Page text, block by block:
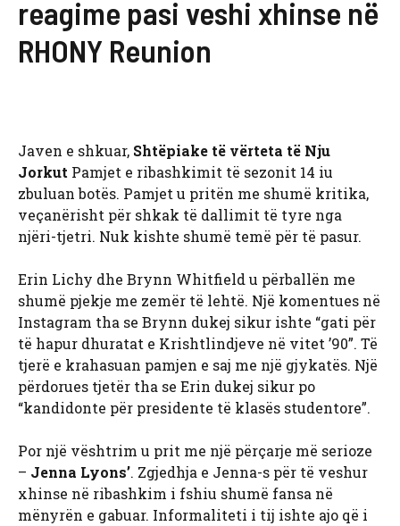
reagime pasi veshi xhinse në
RHONY Reunion
Javen e shkuar, Shtëpiake të vërteta të Nju
Jorkut Pamjet e ribashkimit të sezonit 14 iu
zbuluan botës. Pamjet u pritën me shumë kritika,
veçanërisht për shkak të dallimit të tyre nga
njëri-tjetri. Nuk kishte shumë temë për të pasur.
Erin Lichy dhe Brynn Whitfield u përballën me
shumë pjekje me zemër të lehtë. Një komentues në
Instagram tha se Brynn dukej sikur ishte “gati për
të hapur dhuratat e Krishtlindjeve në vitet ’90”. Të
tjerë e krahasuan pamjen e saj me një gjykatës. Një
përdorues tjetër tha se Erin dukej sikur po
“kandidonte për presidente të klasës studentore”.
Por një vështrim u prit me një përçarje më serioze
– Jenna Lyons’. Zgjedhja e Jenna-s për të veshur
xhinse në ribashkim i fshiu shumë fansa në
mënyrën e gabuar. Informaliteti i tij ishte ajo që i